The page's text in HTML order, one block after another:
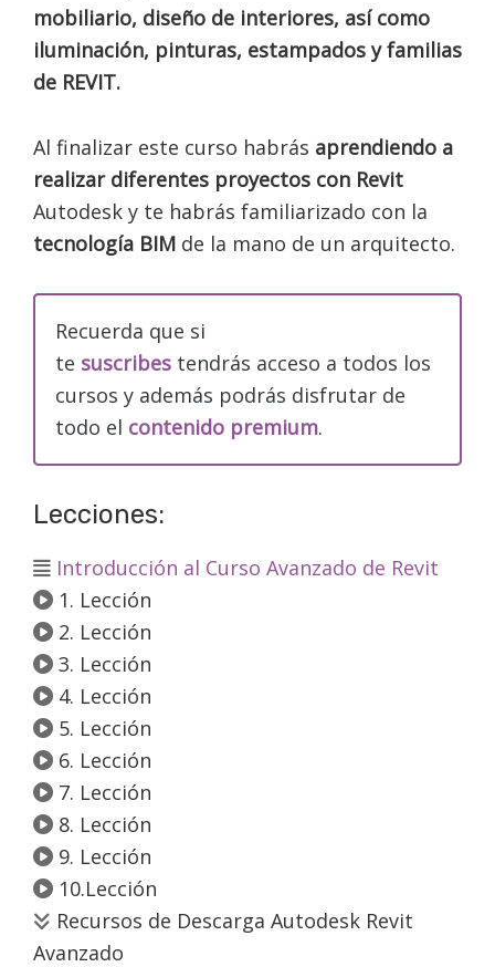
mobiliario, diseño de interiores, así como
iluminación, pinturas, estampados y familias
de REVIT.
Al finalizar este curso habrás aprendiendo a
realizar diferentes proyectos con Revit
Autodesk y te habrás familiarizado con la
tecnología BIM de la mano de un arquitecto.
Recuerda que si
te suscribes tendrás acceso a todos los
cursos y además podrás disfrutar de
todo el contenido premium.
Lecciones:
Introducción al Curso Avanzado de Revit
1. Lección
2. Lección
3. Lección
4. Lección
5. Lección
6. Lección
7. Lección
8. Lección
9. Lección
10.Lección
Recursos de Descarga Autodesk Revit
Avanzado